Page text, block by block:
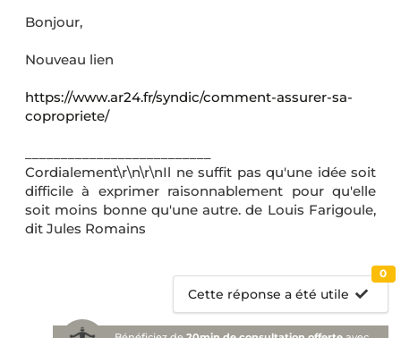
Bonjour,
Nouveau lien
https://www.ar24.fr/syndic/comment-assurer-sa-
copropriete/
Cordialement\r\n\r\nIl ne suffit pas qu'une idée soit
difficile à exprimer raisonnablement pour qu'elle
soit moins bonne qu'une autre. de Louis Farigoule,
dit Jules Romains
Cette réponse a été utile
0